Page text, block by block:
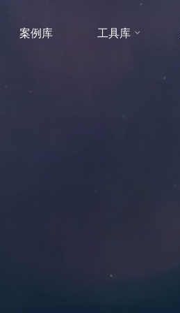
案例库 工具库